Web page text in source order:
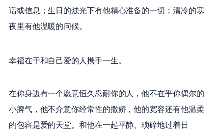
话或信息；生日的烛光下有他精心准备的一切；清冷的寒
夜里有他温暖的问候。
幸福在于和自己爱的人携手一生。
在你身边有一个愿意恒久忍耐你的人，他不在乎你偶尔的
小脾气，他不介意你经常性的撒娇，他的宽容还有他温柔
的包容是爱的天堂。和他在一起平静、琐碎地过着日